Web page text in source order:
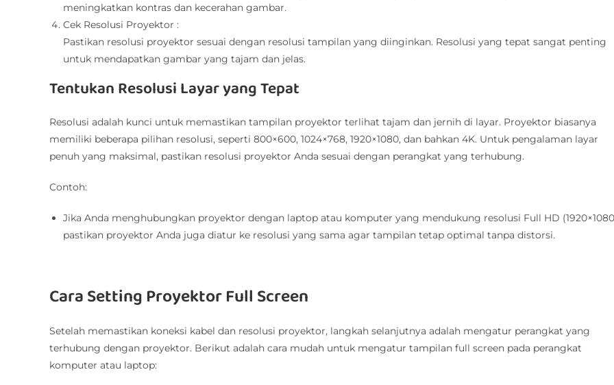
meningkatkan kontras dan kecerahan gambar.
Cek Resolusi Proyektor :
Pastikan resolusi proyektor sesuai dengan resolusi tampilan yang diinginkan. Resolusi yang tepat sangat penting
untuk mendapatkan gambar yang tajam dan jelas.
Tentukan Resolusi Layar yang Tepat
Resolusi adalah kunci untuk memastikan tampilan proyektor terlihat tajam dan jernih di layar. Proyektor biasanya
memiliki beberapa pilihan resolusi, seperti 800×600, 1024×768, 1920×1080, dan bahkan 4K. Untuk pengalaman layar
penuh yang maksimal, pastikan resolusi proyektor Anda sesuai dengan perangkat yang terhubung.
Contoh:
Jika Anda menghubungkan proyektor dengan laptop atau komputer yang mendukung resolusi Full HD
pastikan proyektor Anda juga diatur ke resolusi yang sama agar tampilan tetap optimal tanpa distorsi.
Cara Setting Proyektor Full Screen
Setelah memastikan koneksi kabel dan resolusi proyektor, langkah selanjutnya adalah mengatur perangkat yang
terhubung dengan proyektor. Berikut adalah cara mudah untuk mengatur tampilan full screen pada perangkat
komputer atau laptop: